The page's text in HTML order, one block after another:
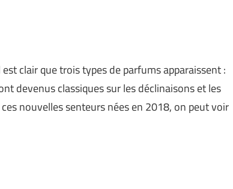
clair que trois types de parfums apparaissent :
devenus classiques sur les déclinaisons et les
nouvelles senteurs nées en 2018, on peut voir